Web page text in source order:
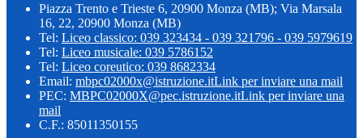
Piazza Trento e Trieste 6, 20900 Monza (MB); Via Marsala
16, 22, 20900 Monza (MB)
Tel: Liceo classico: 039 323434 - 039 321796 - 039 5979619
Tel: Liceo musicale: 039 5786152
Tel: Liceo coreutico: 039 8682334
Email: mbpc02000x@istruzione.itLink per inviare una mail
PEC: MBPC02000X@pec.istruzione.itLink per inviare una
mail
C.F.: 85011350155